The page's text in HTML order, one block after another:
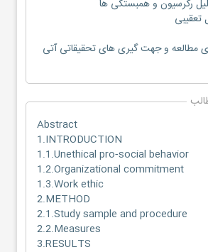
Abstract
1.INTRODUCTION
1.1.Unethical pro‐social behavior
1.2.Organizational commitment
1.3.Work ethic
2.METHOD
2.1.Study sample and procedure
2.2.Measures
3.RESULTS